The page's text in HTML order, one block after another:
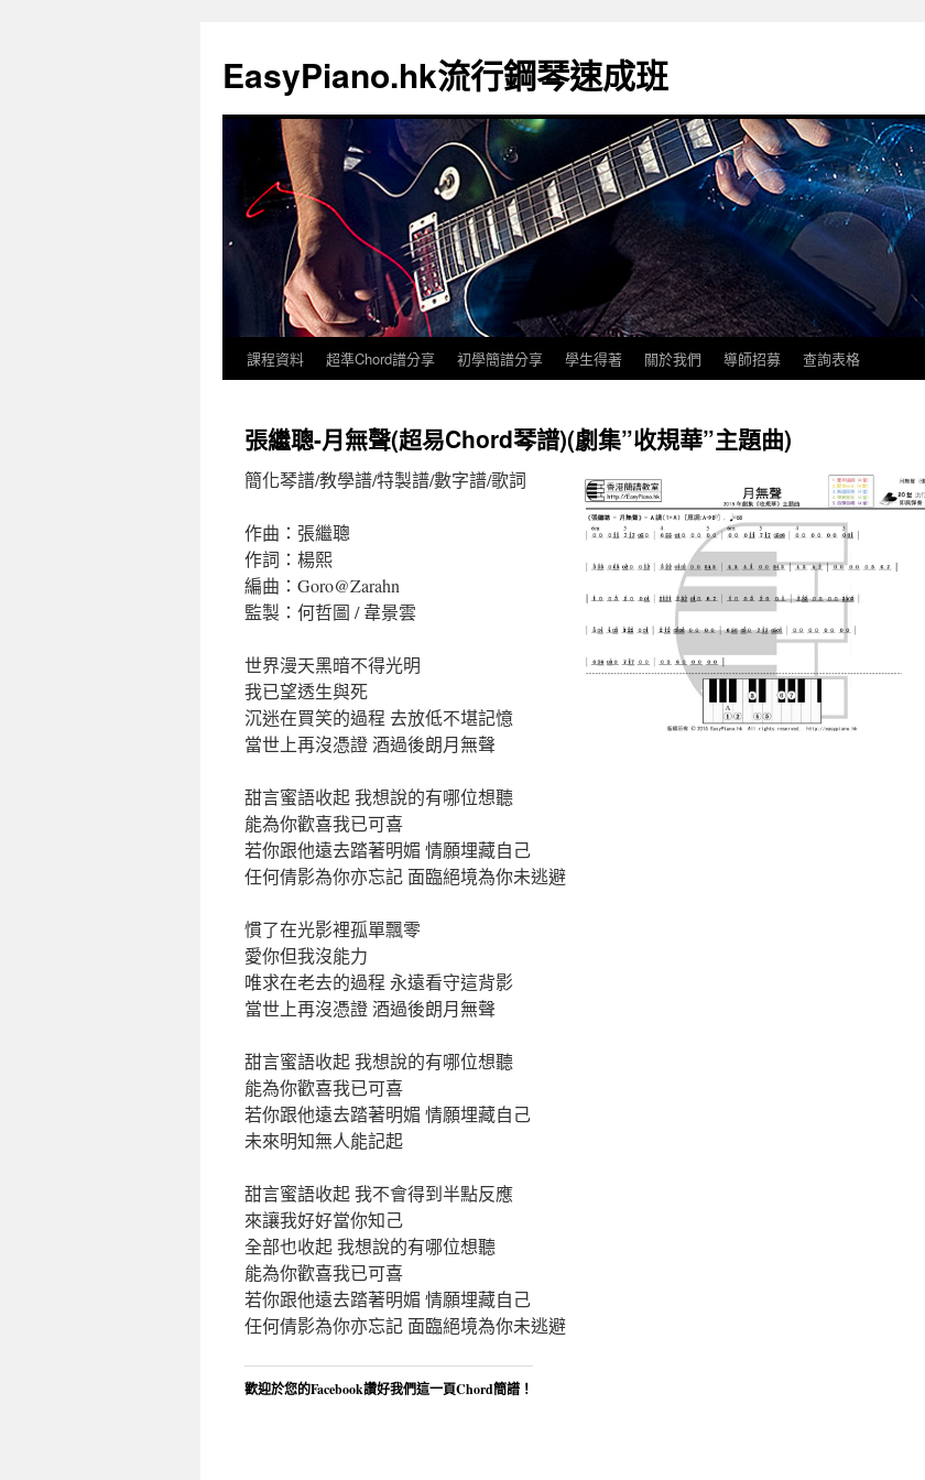
EasyPiano.hk流行鋼琴速成班
課程資料 超準Chord譜分享 初學簡譜分享 學生得著 關於我們 導師招募 查詢表格
張繼聰-月無聲(超易Chord琴譜)(劇集”收規華”主題曲)
簡化琴譜/教學譜/特製譜/數字譜/歌詞
作曲：張繼聰
作詞：楊熙
編曲：Goro@Zarahn
監製：何哲圖 / 韋景雲
世界漫天黑暗不得光明
我已望透生與死
沉迷在買笑的過程 去放低不堪記憶
當世上再沒憑證 酒過後朗月無聲
甜言蜜語收起 我想說的有哪位想聽
能為你歡喜我已可喜
若你跟他遠去踏著明媚 情願埋藏自己
任何倩影為你亦忘記 面臨絕境為你未逃避
慣了在光影裡孤單飄零
愛你但我沒能力
唯求在老去的過程 永遠看守這背影
當世上再沒憑證 酒過後朗月無聲
甜言蜜語收起 我想說的有哪位想聽
能為你歡喜我已可喜
若你跟他遠去踏著明媚 情願埋藏自己
未來明知無人能記起
甜言蜜語收起 我不會得到半點反應
來讓我好好當你知己
全部也收起 我想說的有哪位想聽
能為你歡喜我已可喜
若你跟他遠去踏著明媚 情願埋藏自己
任何倩影為你亦忘記 面臨絕境為你未逃避
歡迎於您的Facebook讚好我們這一頁Chord簡譜！